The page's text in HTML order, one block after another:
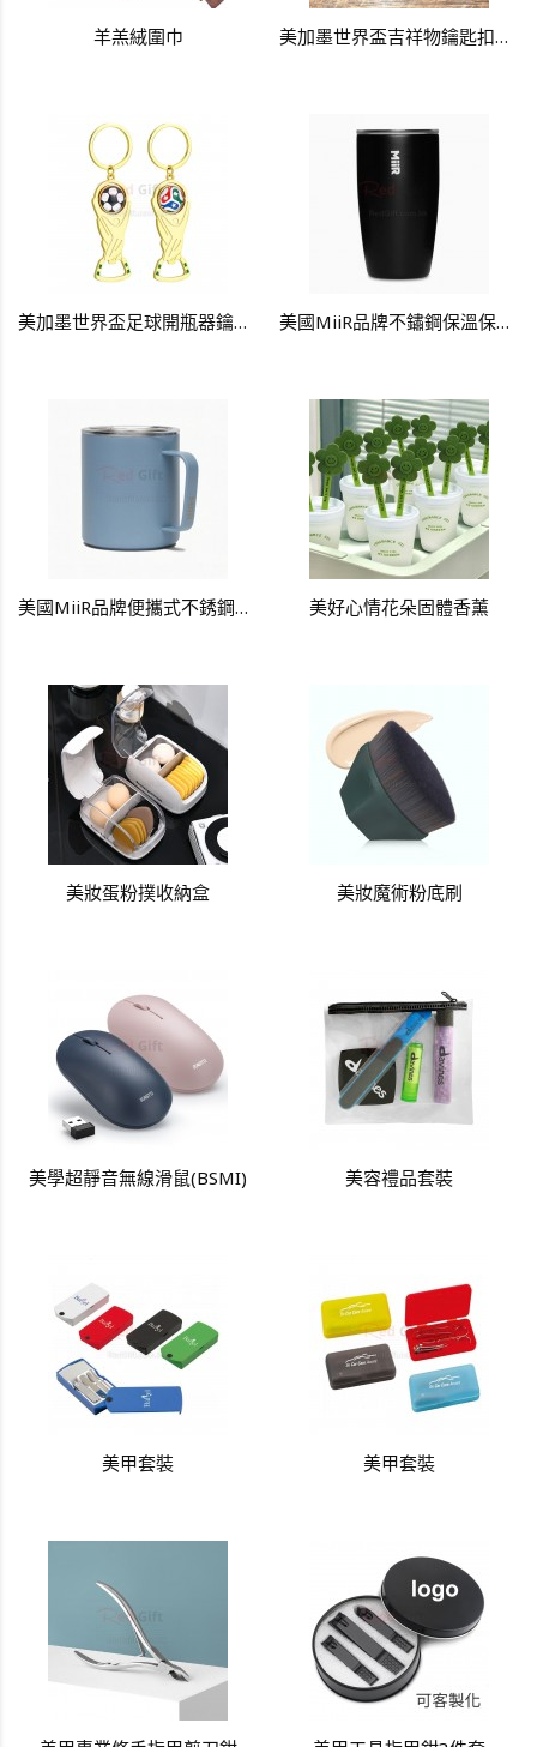
羊羔絨圍巾 美加墨世界盃吉祥物鑰匙扣掛件
美加墨世界盃足球開瓶器鑰匙扣掛件 美國MiiR品牌不鏽鋼保溫保冷杯
美國MiiR品牌便攜式不銹鋼咖啡杯 美好心情花朵固體香薰
美妝蛋粉撲收納盒 美妝魔術粉底刷
美學超靜音無線滑鼠(BSMI) 美容禮品套裝
美甲套裝 美甲套裝